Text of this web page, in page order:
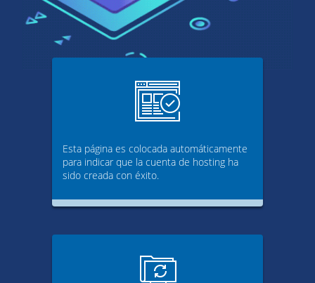
Esta página es colocada automáticamente
para indicar que la cuenta de hosting ha
sido creada con éxito.